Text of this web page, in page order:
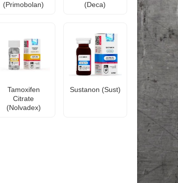
(Primobolan)
(Deca)
Tamoxifen
Citrate
(Nolvadex)
Sustanon (Sust)